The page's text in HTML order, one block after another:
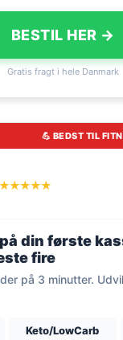
BESTIL HER →
Gratis fragt i hele Danmark
💪 BEDST TIL
★★★★★
på din første
fire
på 3 minutter.
Keto/LowCarb